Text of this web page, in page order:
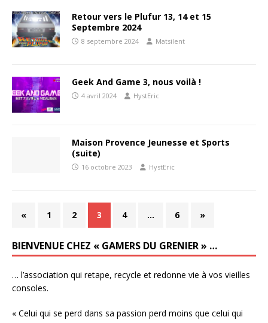
Retour vers le Plufur 13, 14 et 15
Septembre 2024
8 septembre 2024 Matsilent
Geek And Game 3, nous voilà !
4 avril 2024 HystEric
Maison Provence Jeunesse et Sports
(suite)
16 octobre 2023 HystEric
« 1 2 3 4 … 6 »
BIENVENUE CHEZ « GAMERS DU GRENIER » …
… l’association qui retape, recycle et redonne vie à vos vieilles
consoles.
« Celui qui se perd dans sa passion perd moins que celui qui